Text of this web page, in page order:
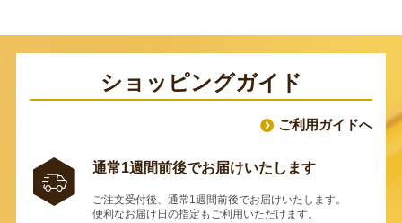
ショッピングガイド
ご利用ガイドへ
通常1週間前後でお届けいたします
ご注文受付後、通常1週間前後でお届けいたします。
便利なお届け日の指定もご利用いただけます。